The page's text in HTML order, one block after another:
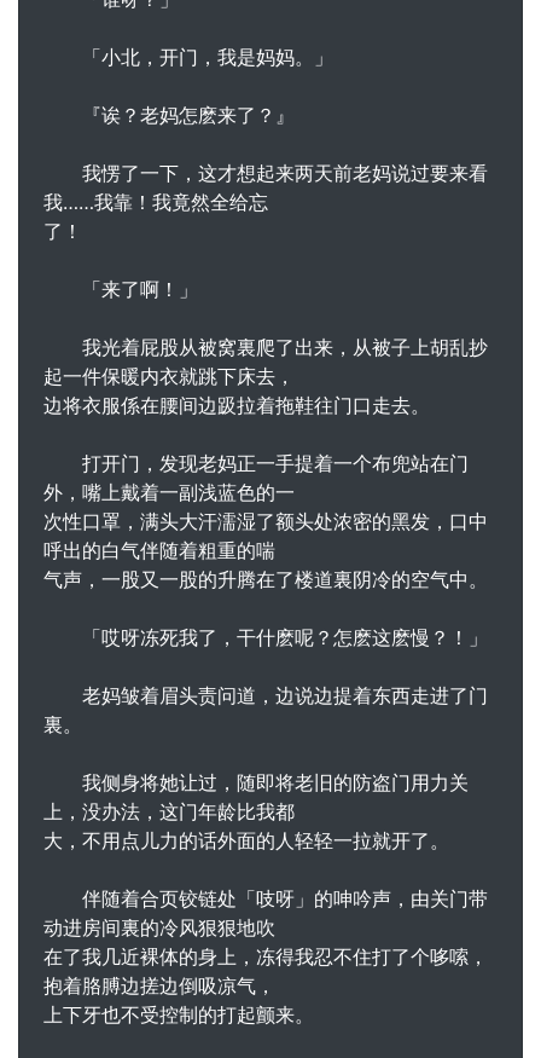
「小北，开门，我是妈妈。」
『诶？老妈怎麽来了？』
我愣了一下，这才想起来两天前老妈说过要来看
我……我靠！我竟然全给忘
了！
「来了啊！」
我光着屁股从被窝裏爬了出来，从被子上胡乱抄
起一件保暖内衣就跳下床去，
边将衣服係在腰间边趿拉着拖鞋往门口走去。
打开门，发现老妈正一手提着一个布兜站在门
外，嘴上戴着一副浅蓝色的一
次性口罩，满头大汗濡湿了额头处浓密的黑发，口中
呼出的白气伴随着粗重的喘
气声，一股又一股的升腾在了楼道裏阴冷的空气中。
「哎呀冻死我了，干什麽呢？怎麽这麽慢？！」
老妈皱着眉头责问道，边说边提着东西走进了门
裏。
我侧身将她让过，随即将老旧的防盗门用力关
上，没办法，这门年龄比我都
大，不用点儿力的话外面的人轻轻一拉就开了。
伴随着合页铰链处「吱呀」的呻吟声，由关门带
动进房间裏的冷风狠狠地吹
在了我几近裸体的身上，冻得我忍不住打了个哆嗦，
抱着胳膊边搓边倒吸凉气，
上下牙也不受控制的打起颤来。